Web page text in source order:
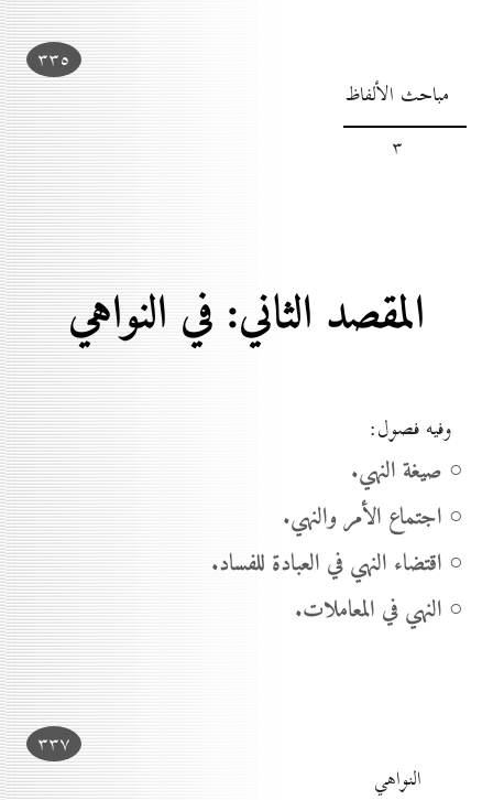
۳۳٥
مباحث الألفاظ
۳
المقصد الثاني: في النواهي
وفيه فصول:
○ صيغة النهي.
○ اجتماع الأمر والنهي.
○ اقتضاء النهي في العبادة للفساد.
○ النهي في المعاملات.
۳۳۷
النواهي